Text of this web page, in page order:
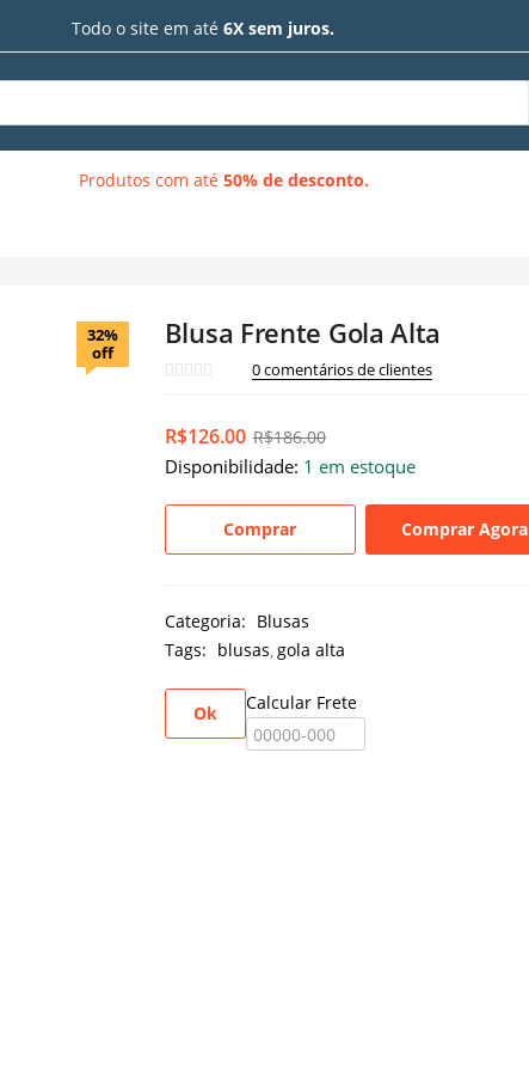
Todo o site em até6X sem juros.
Produtos com até50% de desconto.
32%
off
Blusa Frente Gola Alta
0comentários de clientes
R$126.00 R$186.00
Disponibilidade: 1 em estoque
Comprar Comprar Agora
Categoria: Blusas
Tags: blusas gola alta
Calcular Frete
Ok